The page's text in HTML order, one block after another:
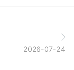
2026-07-24